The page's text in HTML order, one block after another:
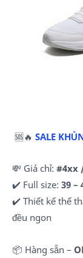
🆘🔥 SALE
💸 Giá chỉ: #4xx
✔️ Full size: 39 –
✔️ Thiết kế thể
đều ngon
📦 Hàng sẵn –